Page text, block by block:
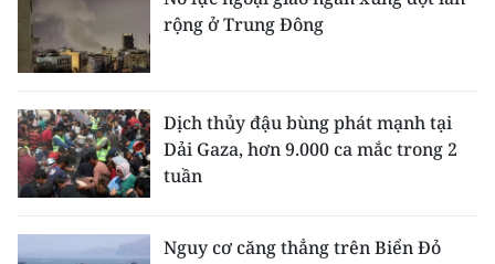
rộng ở Trung Đông
Dịch thủy đậu bùng phát mạnh tại
Dải Gaza, hơn 9.000 ca mắc trong 2
tuần
Nguy cơ căng thẳng trên Biển Đỏ